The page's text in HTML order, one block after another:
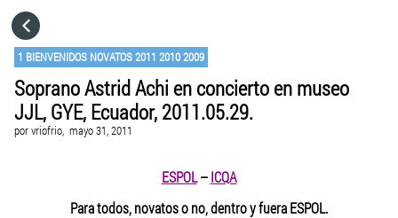
1 BIENVENIDOS NOVATOS 2011 2010 2009
Soprano Astrid Achi en concierto en museo
JJL, GYE, Ecuador, 2011.05.29.
porvriofrio, mayo 31, 2011
ESPOL–ICQA
Para todos, novatos o no, dentro y fuera ESPOL.
CATEGORÍAS
VISITA EL SITIO WEB